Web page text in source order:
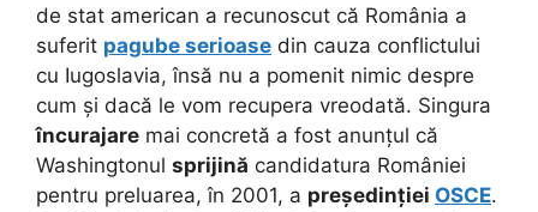
de stat american a recunoscut că România a
suferit pagube serioase din cauza conflictului
cu Iugoslavia, însă nu a pomenit nimic despre
cum și dacă le vom recupera vreodată. Singura
încurajare mai concretă a fost anunțul că
Washingtonul sprijină candidatura României
pentru preluarea, în 2001, a președinției OSCE.